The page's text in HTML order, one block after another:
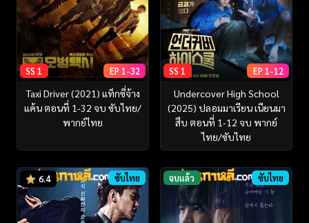
SS 1 EP 1-32
Taxi Driver (2021) แท็กซี่จ้าง
แค้น ตอนที่ 1-32 จบ ซับไทย/
พากย์ไทย
SS 1 EP 1-12
Undercover High School
(2025) ปลอมมาเรียน เนียนมา
สืบ ตอนที่ 1-12 จบ พากย์
ไทย/ซับไทย
6.4 ซับไทย จบแล้ว ซับไทย